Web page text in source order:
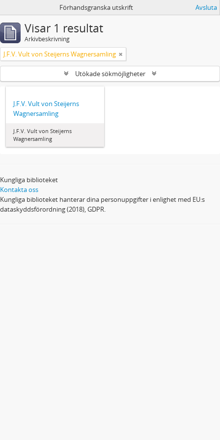
Förhandsgranska utskrift Avsluta
Visar 1 resultat
Arkivbeskrivning
J.F.V. Vult von Steijerns Wagnersamling
Utökade sökmöjligheter
J.F.V. Vult von Steijerns
Wagnersamling
J.F.V. Vult von Steijerns
Wagnersamling
Kungliga biblioteket
Kontakta oss
Kungliga biblioteket hanterar dina personuppgifter i enlighet med EU:s
dataskyddsförordning (2018), GDPR.